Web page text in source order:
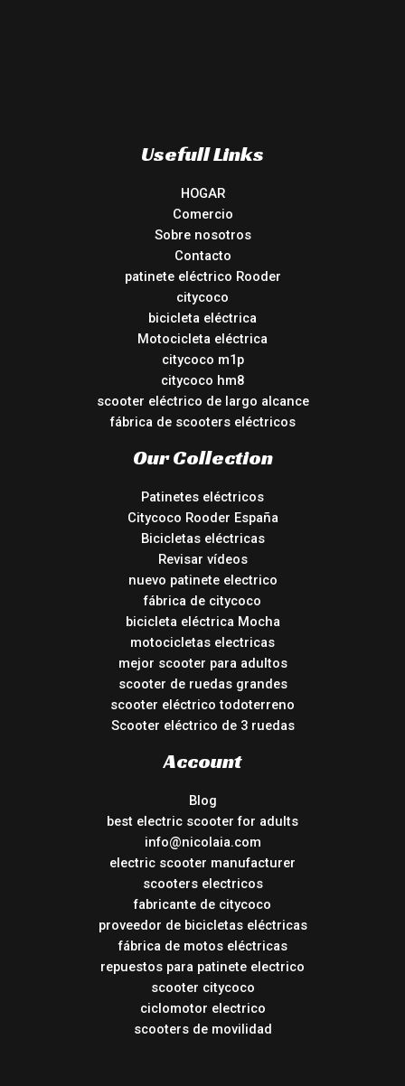
Usefull Links
HOGAR
Comercio
Sobre nosotros
Contacto
patinete eléctrico Rooder
citycoco
bicicleta eléctrica
Motocicleta eléctrica
citycoco m1p
citycoco hm8
scooter eléctrico de largo alcance
fábrica de scooters eléctricos
Our Collection
Patinetes eléctricos
Citycoco Rooder España
Bicicletas eléctricas
Revisar vídeos
nuevo patinete electrico
fábrica de citycoco
bicicleta eléctrica Mocha
motocicletas electricas
mejor scooter para adultos
scooter de ruedas grandes
scooter eléctrico todoterreno
Scooter eléctrico de 3 ruedas
Account
Blog
best electric scooter for adults
info@nicolaia.com
electric scooter manufacturer
scooters electricos
fabricante de citycoco
proveedor de bicicletas eléctricas
fábrica de motos eléctricas
repuestos para patinete electrico
scooter citycoco
ciclomotor electrico
scooters de movilidad